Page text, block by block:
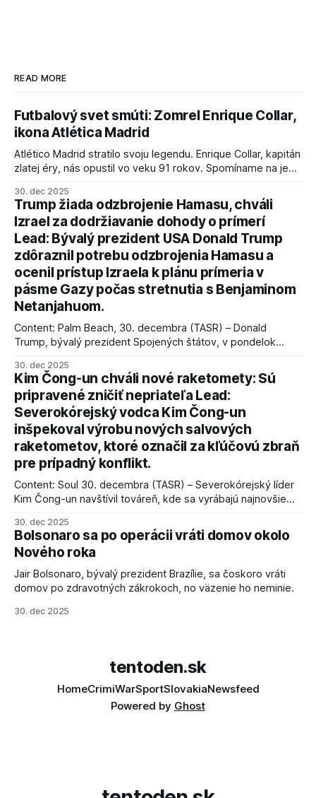
READ MORE
Futbalový svet smúti: Zomrel Enrique Collar,
ikona Atlética Madrid
Atlético Madrid stratilo svoju legendu. Enrique Collar, kapitán
zlatej éry, nás opustil vo veku 91 rokov. Spomíname na jeho
30. dec 2025
Trump žiada odzbrojenie Hamasu, chváli
Izrael za dodržiavanie dohody o prímerí
Lead: Bývalý prezident USA Donald Trump
zdôraznil potrebu odzbrojenia Hamasu a
ocenil prístup Izraela k plánu prímeria v
pásme Gazy počas stretnutia s Benjaminom
Netanjahuom.
Content: Palm Beach, 30. decembra (TASR) – Donald
Trump, bývalý prezident Spojených štátov, v pondelok
kľúčové pre úspešné dosiahnutie prímeria v Gaze. Agentúra
AFP informuje, že Trump vyjadril presvedčenie, že Izrael plní
podmienky dohody o prí
30. dec 2025
Kim Čong-un chváli nové raketomety: Sú
pripravené zničiť nepriateľa Lead:
Severokórejský vodca Kim Čong-un
inšpekoval výrobu nových salvových
raketometov, ktoré označil za kľúčovú zbraň
pre prípadný konflikt.
Content: Soul 30. decembra (TASR) – Severokórejský líder
Kim Čong-un navštívil továreň, kde sa vyrábajú najnovšie
schopnosti. Informovali o tom štátne médiá KĽDR, na ktoré
sa odvoláva agentúra AFP.
30. dec 2025
Bolsonaro sa po operácii vráti domov okolo
Nového roka
Jair Bolsonaro, bývalý prezident Brazílie, sa čoskoro vráti
domov po zdravotných zákrokoch, no väzenie ho neminie.
30. dec 2025
tentoden.sk
HomeCrimiWarSportSlovakiaNewsfeed
Powered by Ghost